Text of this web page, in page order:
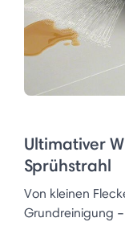
Ultimativer
Sprühstrahl
Von kleinen
Grundreinigung